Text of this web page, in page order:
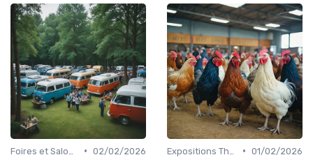
• 02/02/2026
• 01/02/2026